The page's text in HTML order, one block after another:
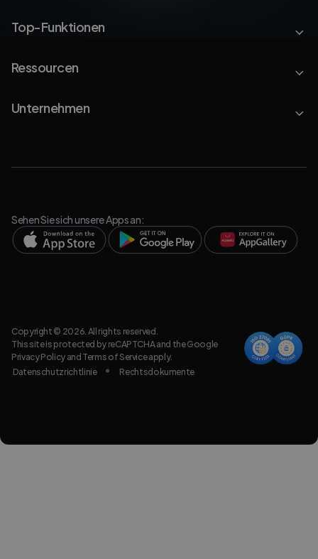
Top-Funktionen
Ressourcen
Unternehmen
Sehen Sie sich unsere Apps an:
Copyright © 2026. All rights reserved.
This site is protected by reCAPTCHA and the Google
Privacy Policyand Terms of Serviceapply.
Datenschutzrichtlinie
Rechtsdokumente